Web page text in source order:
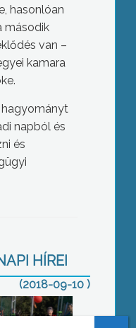
hasonlóan
második
van –
kamara
napból és
és
HÍREI
(2018-09-10 )